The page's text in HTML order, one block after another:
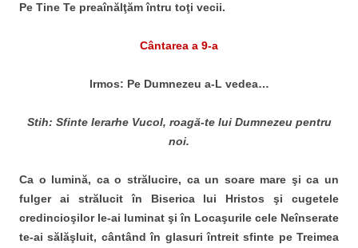
Pe Tine Te preaînălţăm întru toţi vecii.
Cântarea a 9-a
Irmos: Pe Dumnezeu a-L vedea…
Stih: Sfinte Ierarhe Vucol, roagă-te lui Dumnezeu pentru
noi.
Ca o lumină, ca o strălucire, ca un soare mare şi ca un
fulger ai strălucit în Biserica lui Hristos şi cugetele
credincioşilor le-ai luminat şi în Locaşurile cele Neînserate
te-ai sălăşluit, cântând în glasuri întreit sfinte pe Treimea